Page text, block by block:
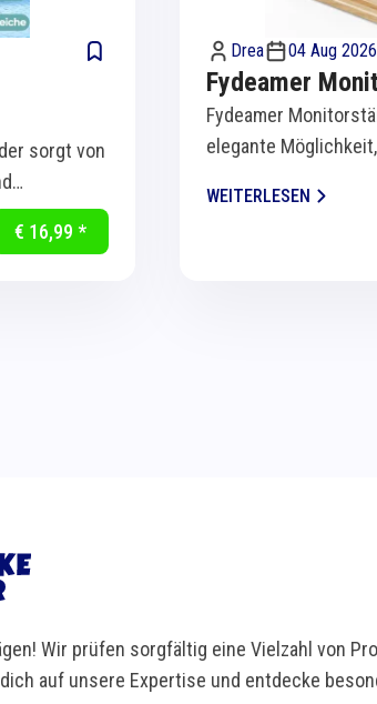
sorgt von
und Bad.
€ 16,99 *
Drea 04 Aug 2026
Fydeamer
Fydeamer
elegante
Bildschirm
WEITERLESEN
Wir prüfen sorgfältig eine Vielzahl von
auf unsere Expertise und entdecke